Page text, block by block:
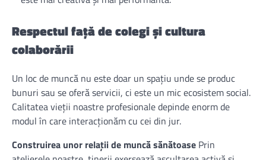
Respectul față de colegi și cultura
colaborării
Un loc de muncă nu este doar un spațiu unde se produc
bunuri sau se oferă servicii, ci este un mic ecosistem social.
Calitatea vieții noastre profesionale depinde enorm de
modul în care interacționăm cu cei din jur.
Construirea unor relații de muncă sănătoase Prin